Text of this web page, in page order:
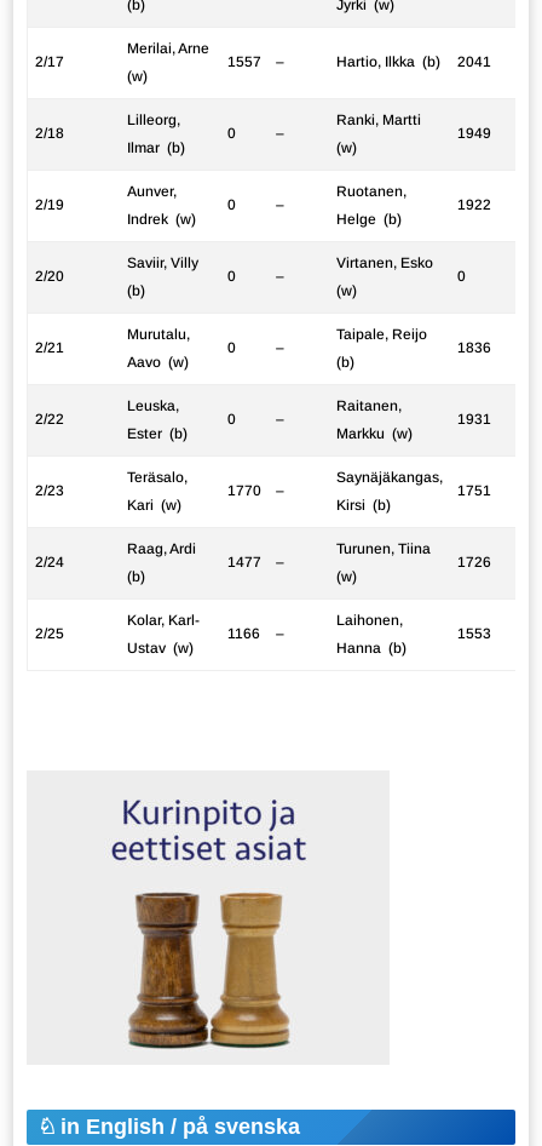
(b) Jyrki (w)
2/17
Merilai, Arne
(w)
1557 – Hartio, Ilkka (b) 2041
2/18
Lilleorg,
Ilmar (b)
0 –
Ranki, Martti
(w)
1949
2/19
Aunver,
Indrek (w)
0 –
Ruotanen,
Helge (b)
1922
2/20
Saviir, Villy
(b)
0 –
Virtanen, Esko
(w)
0
2/21
Murutalu,
Aavo (w)
0 –
Taipale, Reijo
(b)
1836
2/22
Leuska,
Ester (b)
0 –
Raitanen,
Markku (w)
1931
2/23
Teräsalo,
Kari (w)
1770 –
Saynäjäkangas,
Kirsi (b)
1751
2/24
Raag, Ardi
(b)
1477 –
Turunen, Tiina
(w)
1726
2/25
Kolar, Karl-
Ustav (w)
1166 –
Laihonen,
Hanna (b)
1553
in English / på svenska